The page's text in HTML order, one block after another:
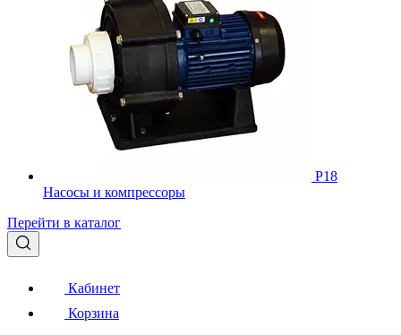
Р18
Насосы и компрессоры
Перейти в каталог
Кабинет
Корзина